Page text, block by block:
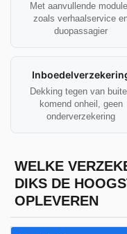
Met aanvullende
zoals verhaalservice
duopassagier
Dekking tegen van
komend onheil, geen
onderverzekering
WELKE
DIKS DE
OPLEVEREN